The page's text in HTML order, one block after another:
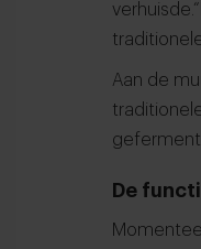
Aan de
De